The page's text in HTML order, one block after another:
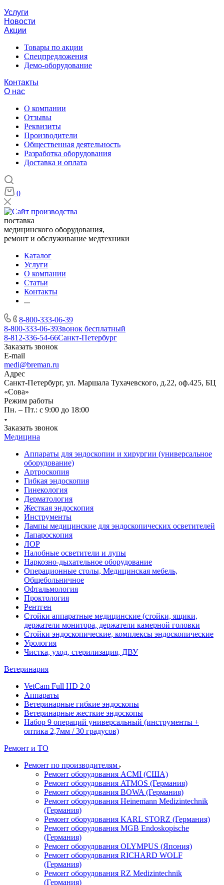
Услуги
Новости
Акции
Товары по акции
Спецпредложения
Демо-оборудование
Контакты
О нас
О компании
Отзывы
Реквизиты
Производители
Общественная деятельность
Разработка оборудования
Доставка и оплата
0
поставка
медицинского оборудования,
ремонт и обслуживание медтехники
Каталог
Услуги
О компании
Статьи
Контакты
...
8-800-333-06-39
8-800-333-06-39Звонок бесплатный
8-812-336-54-66Санкт-Петербург
Заказать звонок
E-mail
medi@breman.ru
Адрес
Санкт-Петербург, ул. Маршала Тухачевского, д.22, оф.425, БЦ
«Сова»
Режим работы
Пн. – Пт.: с 9:00 до 18:00
Заказать звонок
Медицина
Аппараты для эндоскопии и хирургии (универсальное
оборудование)
Артроскопия
Гибкая эндоскопия
Гинекология
Дерматология
Жесткая эндоскопия
Инструменты
Лампы медицинские для эндоскопических осветителей
Лапароскопия
ЛОР
Налобные осветители и лупы
Наркозно-дыхательное оборудование
Операционные столы, Медицинская мебель,
Общебольничное
Офтальмология
Проктология
Рентген
Стойки аппаратные медицинские (стойки, ящики,
держатели монитора, держатели камерной головки
Стойки эндоскопические, комплексы эндоскопические
Урология
Чистка, уход, стерилизация, ДВУ
Ветеринария
VetCam Full HD 2.0
Аппараты
Ветеринарные гибкие эндоскопы
Ветеринарные жесткие эндоскопы
Набор 9 операций универсальный (инструменты +
оптика 2,7мм / 30 градусов)
Ремонт и ТО
Ремонт по производителям
Ремонт оборудования ACMI (США)
Ремонт оборудования ATMOS (Германия)
Ремонт оборудования BOWA (Германия)
Ремонт оборудования Heinemann Medizintechnik
(Германия)
Ремонт оборудования KARL STORZ (Германия)
Ремонт оборудования MGB Endoskopische
(Германия)
Ремонт оборудования OLYMPUS (Япония)
Ремонт оборудования RICHARD WOLF
(Германия)
Ремонт оборудования RZ Medizintechnik
(Германия)